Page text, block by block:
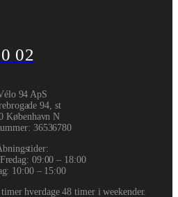
02
94 ApS
94, st
København N
: 36536780
09:00 – 18:00
10:00 – 15:00
hverdage 48 timer i weekender.